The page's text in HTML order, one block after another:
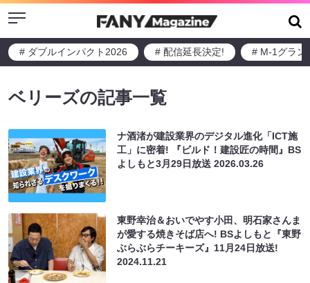
Menu
# ダブルインパクト2026 # 配信延長決定! # M-1グラン
ベリーズの記事一覧
ナ酒渚が建設業界のデジタル進化「ICT施
工」に密着! 『ビルド！建設匠の時間』BS
よしもと3月29日放送2026.03.26
東野幸治＆おいでやす小田、明石家さんま
が愛する焼きそば店へ! BSよしもと『東野
ぶらぶらチーキーズ』11月24日放送!
2024.11.21